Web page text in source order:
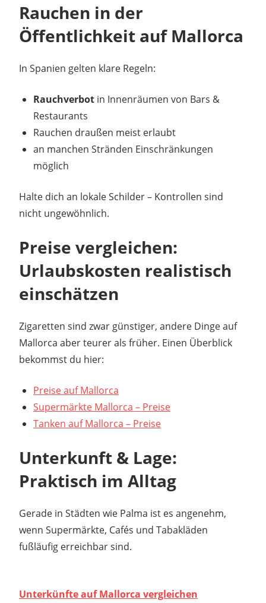
Rauchen in der
Öffentlichkeit auf Mallorca
In Spanien gelten klare Regeln:
Rauchverbot in Innenräumen von Bars &
Restaurants
Rauchen draußen meist erlaubt
an manchen Stränden Einschränkungen
möglich
Halte dich an lokale Schilder – Kontrollen sind
nicht ungewöhnlich.
Preise vergleichen:
Urlaubskosten realistisch
einschätzen
Zigaretten sind zwar günstiger, andere Dinge auf
Mallorca aber teurer als früher. Einen Überblick
bekommst du hier:
Preise auf Mallorca
Supermärkte Mallorca – Preise
Tanken auf Mallorca – Preise
Unterkunft & Lage:
Praktisch im Alltag
Gerade in Städten wie Palma ist es angenehm,
wenn Supermärkte, Cafés und Tabakläden
fußläufig erreichbar sind.
Unterkünfte auf Mallorca vergleichen